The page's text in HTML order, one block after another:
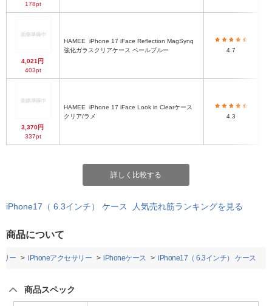
178pt
4,021円
403pt
HAMEE
強化ガラスクリアケース ペールブルー
4.7
3,370円
337pt
HAMEE
クリア/ラメ
4.3
詳しく比較する
iPhone17（ 6.3インチ） ケース 人気売れ筋ランキングを見る
商品について
リー iPhoneアクセサリー iPhoneケース iPhone17（ 6.3インチ） ケース
商品スペック